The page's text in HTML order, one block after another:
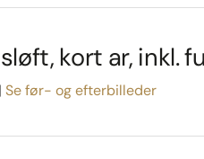
kort ar, inkl.
Se før- og efterbilleder